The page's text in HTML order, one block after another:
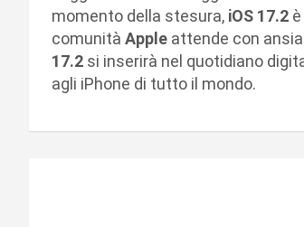
momento della stesura, iOS 17.2
comunità Apple attende con
17.2 si inserirà nel quotidiano
agli iPhone di tutto il mondo.